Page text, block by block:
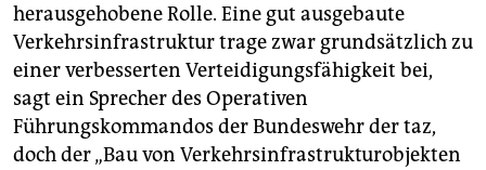
herausgehobene Rolle. Eine gut ausgebaute
Verkehrsinfrastruktur trage zwar grundsätzlich zu
einer verbesserten Verteidigungsfähigkeit bei,
sagt ein Sprecher des Operativen
Führungskommandos der Bundeswehr der taz,
doch der „Bau von Verkehrsinfrastrukturobjekten